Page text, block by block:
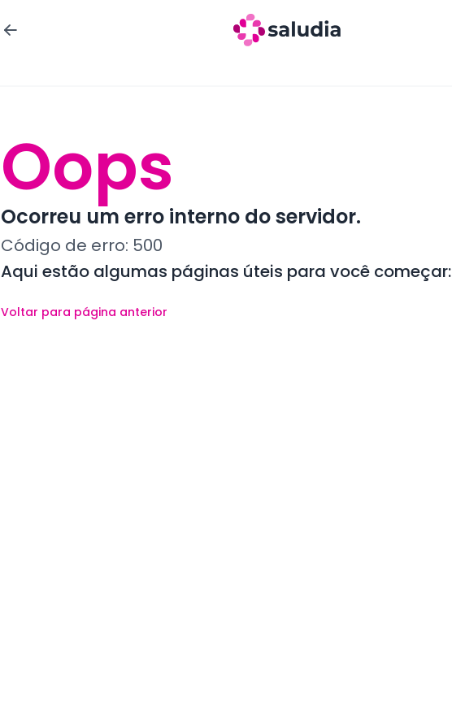
Oops
Ocorreu um erro interno do servidor.
Código de erro: 500
Aqui estão algumas páginas úteis para você começar:
Voltar para página anterior